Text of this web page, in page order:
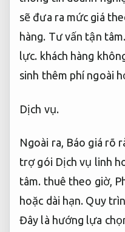
sẽ đưa ra mức giá
hàng. Tư vấn tận tâm.
lực. khách hàng
sinh thêm phí ngoài
Dịch vụ.
Ngoài ra, Báo giá rõ
trợ gói Dịch vụ linh
tâm. thuê theo giờ,
hoặc dài hạn. Quy
Đây là hướng lựa